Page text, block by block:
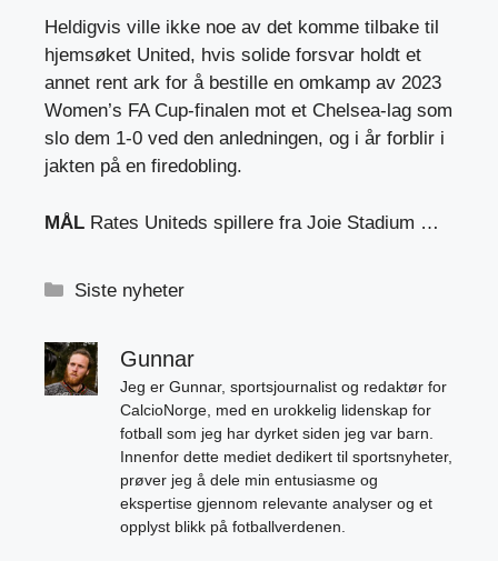
Heldigvis ville ikke noe av det komme tilbake til
hjemsøket United, hvis solide forsvar holdt et
annet rent ark for å bestille en omkamp av 2023
Women’s FA Cup-finalen mot et Chelsea-lag som
slo dem 1-0 ved den anledningen, og i år forblir i
jakten på en firedobling.
MÅL Rates Uniteds spillere fra Joie Stadium …
Kategorier
Siste nyheter
Gunnar
Jeg er Gunnar, sportsjournalist og redaktør for
CalcioNorge, med en urokkelig lidenskap for
fotball som jeg har dyrket siden jeg var barn.
Innenfor dette mediet dedikert til sportsnyheter,
prøver jeg å dele min entusiasme og
ekspertise gjennom relevante analyser og et
opplyst blikk på fotballverdenen.